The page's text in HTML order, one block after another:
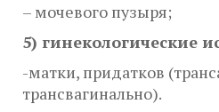
– мочевого пузыря;
5) гинекологические
-матки, придатков
трансвагинально).